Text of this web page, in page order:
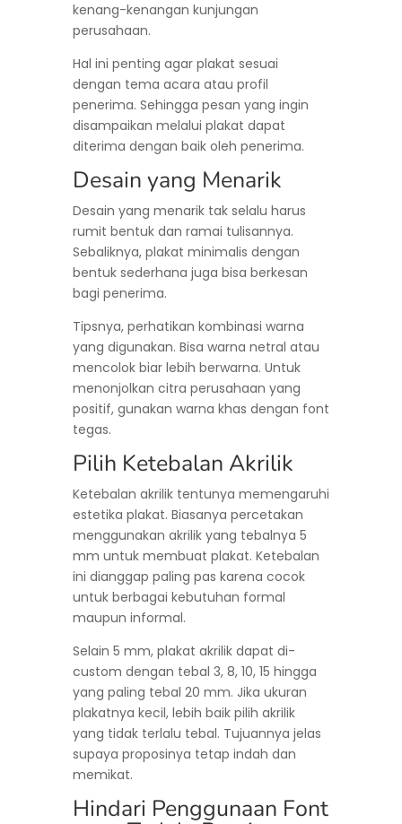
kenang-kenangan kunjungan
perusahaan.
Hal ini penting agar plakat sesuai
dengan tema acara atau profil
penerima. Sehingga pesan yang ingin
disampaikan melalui plakat dapat
diterima dengan baik oleh penerima.
Desain yang Menarik
Desain yang menarik tak selalu harus
rumit bentuk dan ramai tulisannya.
Sebaliknya, plakat minimalis dengan
bentuk sederhana juga bisa berkesan
bagi penerima.
Tipsnya, perhatikan kombinasi warna
yang digunakan. Bisa warna netral atau
mencolok biar lebih berwarna. Untuk
menonjolkan citra perusahaan yang
positif, gunakan warna khas dengan font
tegas.
Pilih Ketebalan Akrilik
Ketebalan akrilik tentunya memengaruhi
estetika plakat. Biasanya percetakan
menggunakan akrilik yang tebalnya 5
mm untuk membuat plakat. Ketebalan
ini dianggap paling pas karena cocok
untuk berbagai kebutuhan formal
maupun informal.
Selain 5 mm, plakat akrilik dapat di-
custom dengan tebal 3, 8, 10, 15 hingga
yang paling tebal 20 mm. Jika ukuran
plakatnya kecil, lebih baik pilih akrilik
yang tidak terlalu tebal. Tujuannya jelas
supaya proposinya tetap indah dan
memikat.
Hindari Penggunaan Font